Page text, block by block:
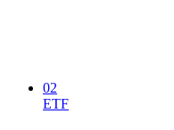
02
ETF